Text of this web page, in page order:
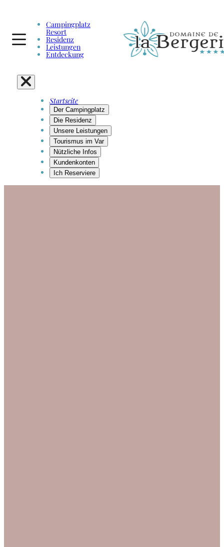
Campingplatz
Resort
Residenz
Leistungen
Entdeckung
Startseite
Der Campingplatz
Die Residenz
Unsere Leistungen
Tourismus im Var
Nützliche Infos
Kundenkonten
Ich Reserviere